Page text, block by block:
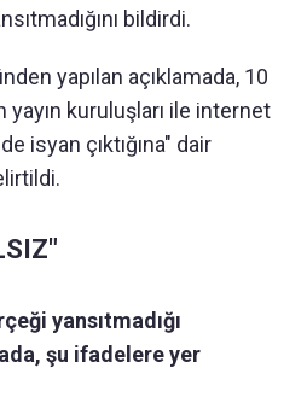
bildirdi.
yapılan açıklamada, 10
yayın kuruluşları ile internet
isyan çıktığına" dair
yansıtmadığı
şu ifadelere yer